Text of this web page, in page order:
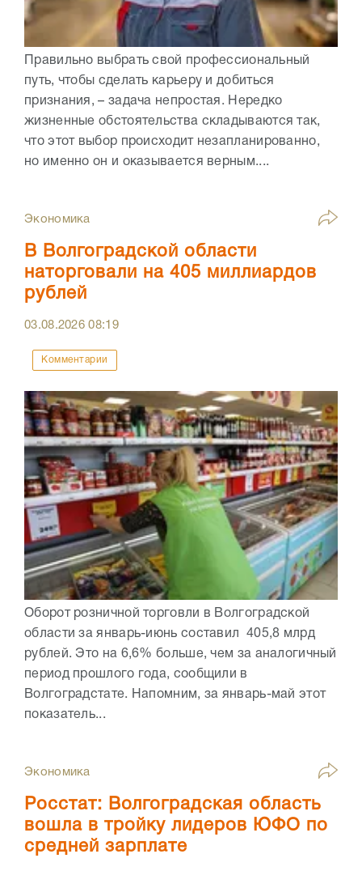
Правильно выбрать свой профессиональный
путь, чтобы сделать карьеру и добиться
признания, – задача непростая. Нередко
жизненные обстоятельства складываются так,
что этот выбор происходит незапланированно,
но именно он и оказывается верным....
Экономика
В Волгоградской области
наторговали на 405 миллиардов
рублей
03.08.202608:19
Комментарии
Оборот розничной торговли в Волгоградской
области за январь-июнь составил 405,8 млрд
рублей. Это на 6,6% больше, чем за аналогичный
период прошлого года, сообщили в
Волгоградстате. Напомним, за январь-май этот
показатель...
Экономика
Росстат: Волгоградская область
вошла в тройку лидеров ЮФО по
средней зарплате